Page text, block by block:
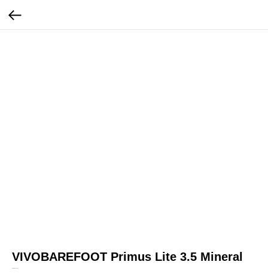
VIVOBAREFOOT Primus Lite 3.5 Mineral